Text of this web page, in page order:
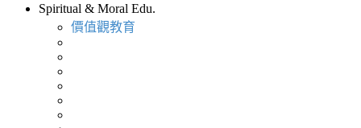
Spiritual & Moral Edu.
價值觀教育